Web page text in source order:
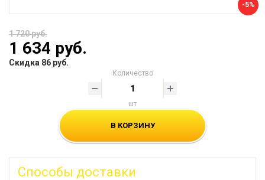
-5%
1 720 руб.
1 634 руб.
Скидка 86 руб.
Количество
шт
В КОРЗИНУ
Способы доставки